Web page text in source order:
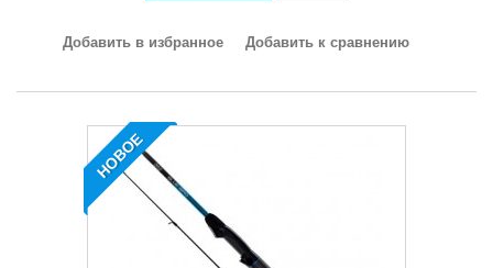
Добавить в избранное Добавить к сравнению
НОВОЕ